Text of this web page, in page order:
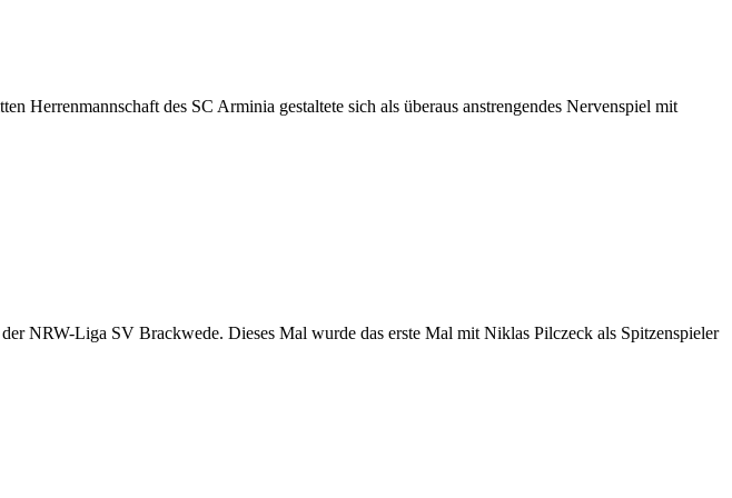
Herrenmannschaft des SC Arminia gestaltete sich als überaus anstrengendes Nervenspiel mit
NRW-Liga SV Brackwede. Dieses Mal wurde das erste Mal mit Niklas Pilczeck als Spitzenspieler